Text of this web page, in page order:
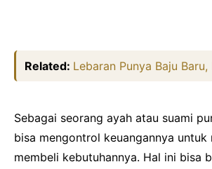
Related: Lebaran Punya Baju Baru,
Sebagai seorang ayah atau suami
bisa mengontrol keuangannya untuk
membeli kebutuhannya. Hal ini bisa